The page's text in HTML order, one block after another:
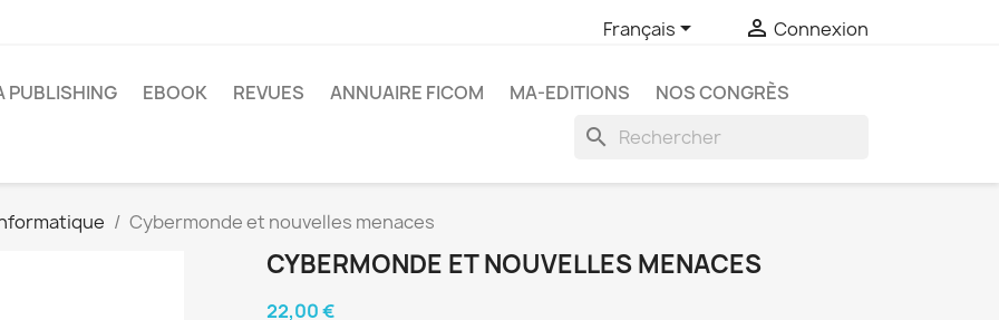
Français  Connexion
PUBLISHING EBOOK REVUES ANNUAIRE FICOM MA-EDITIONS NOS CONGRÈS
search
Cybermonde et nouvelles menaces
CYBERMONDE ET NOUVELLES MENACES
22,00 €